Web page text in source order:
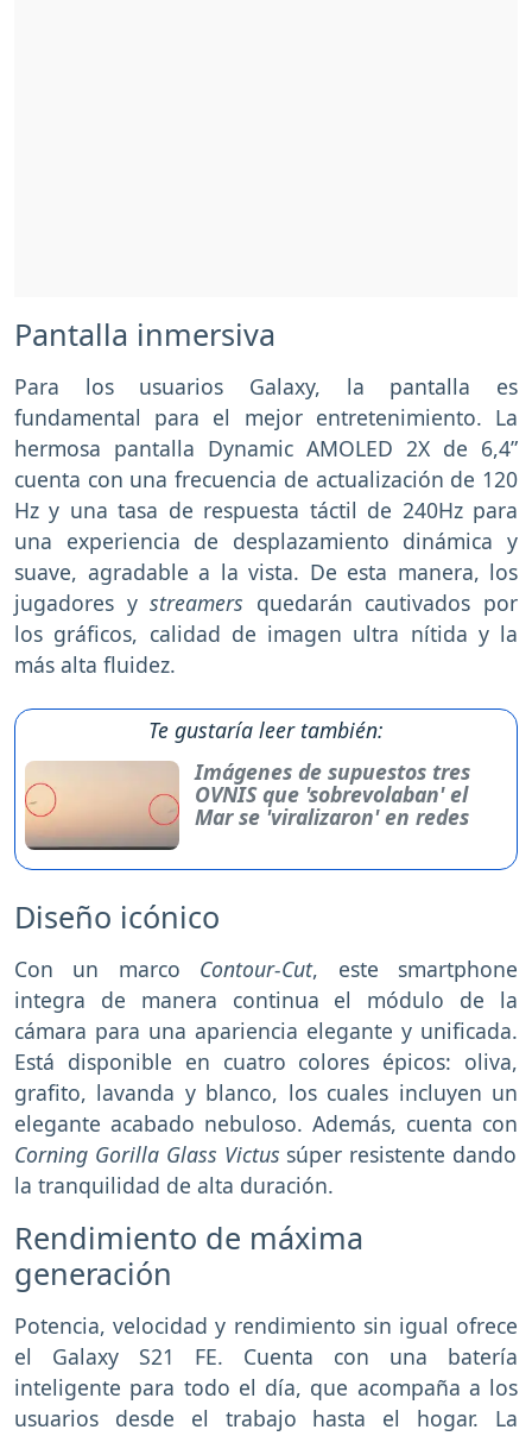
Pantalla inmersiva
Para los usuarios Galaxy, la pantalla es
fundamental para el mejor entretenimiento. La
hermosa pantalla Dynamic AMOLED 2X de 6,4”
cuenta con una frecuencia de actualización de 120
Hz y una tasa de respuesta táctil de 240Hz para
una experiencia de desplazamiento dinámica y
suave, agradable a la vista. De esta manera, los
jugadores ystreamers quedarán cautivados por
los gráficos, calidad de imagen ultra nítida y la
más alta fluidez.
Te gustaría leer también:
Imágenes de supuestos tres
OVNIS que 'sobrevolaban' el
Mar se 'viralizaron' en redes
Diseño icónico
Con un marco Contour-Cut, este smartphone
integra de manera continua el módulo de la
cámara para una apariencia elegante y unificada.
Está disponible en cuatro colores épicos: oliva,
grafito, lavanda y blanco, los cuales incluyen un
elegante acabado nebuloso. Además, cuenta con
Corning Gorilla Glass Victus súper resistente dando
la tranquilidad de alta duración.
Rendimiento de máxima
generación
Potencia, velocidad y rendimiento sin igual ofrece
el Galaxy S21 FE. Cuenta con una batería
inteligente para todo el día, que acompaña a los
usuarios desde el trabajo hasta el hogar. La